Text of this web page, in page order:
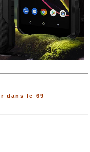
dans le 69